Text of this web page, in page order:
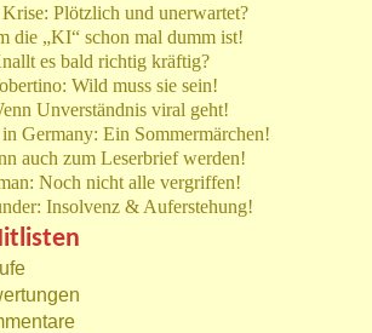
Plötzlich und unerwartet?
die „KI“ schon mal dumm ist!
es bald richtig kräftig?
Wild muss sie sein!
Unverständnis viral geht!
Germany: Ein Sommermärchen!
auch zum Leserbrief werden!
Noch nicht alle vergriffen!
Insolvenz & Auferstehung!